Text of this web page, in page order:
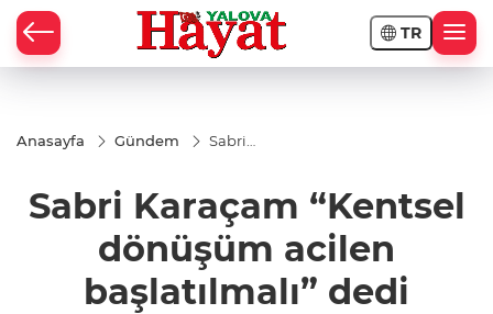
TR
Anasayfa Gündem
Sabri
acilen
başlatılmalı”
dedi
Sabri Karaçam “Kentsel
dönüşüm acilen
başlatılmalı” dedi